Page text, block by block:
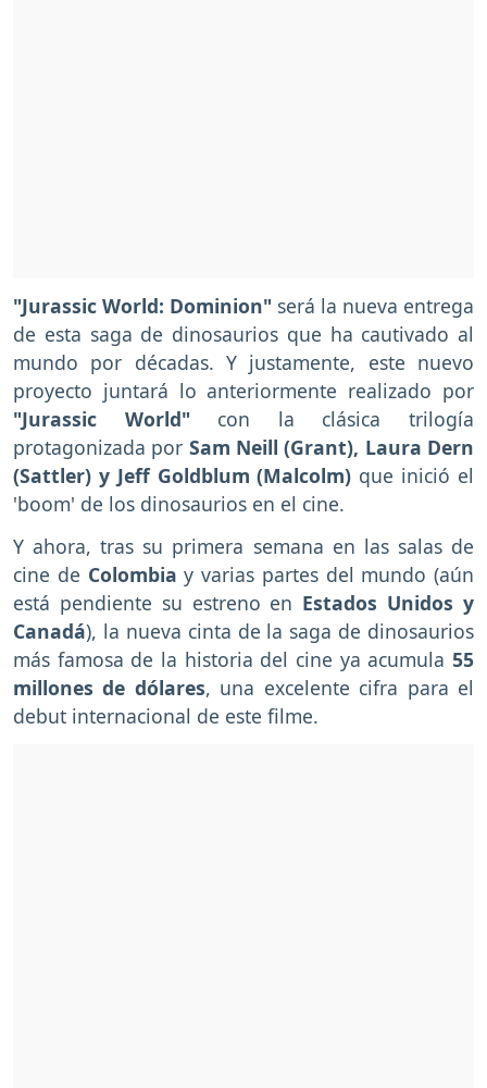
"Jurassic World: Dominion" será la nueva entrega
de esta saga de dinosaurios que ha cautivado al
mundo por décadas. Y justamente, este nuevo
proyecto juntará lo anteriormente realizado por
"Jurassic World" con la clásica trilogía
protagonizada por Sam Neill (Grant), Laura Dern
(Sattler) y Jeff Goldblum (Malcolm) que inició el
'boom' de los dinosaurios en el cine.
Y ahora, tras su primera semana en las salas de
cine de Colombiay varias partes del mundo (aún
está pendiente su estreno en Estados Unidos y
Canadá), la nueva cinta de la saga de dinosaurios
más famosa de la historia del cine ya acumula 55
millones de dólares, una excelente cifra para el
debut internacional de este filme.